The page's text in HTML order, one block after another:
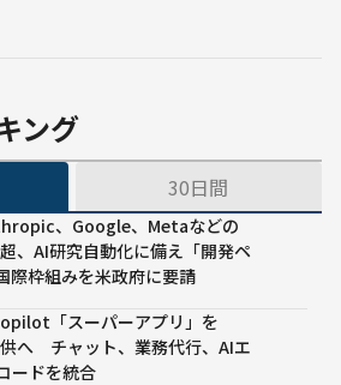
ンバ
発
ング
30日間
、Google、Metaなどの
、AI研究自動化に備え「開発ペ
際枠組みを米政府に要請
「スーパーアプリ」を
へ チャット、業務代行、AIエ
ードを統合